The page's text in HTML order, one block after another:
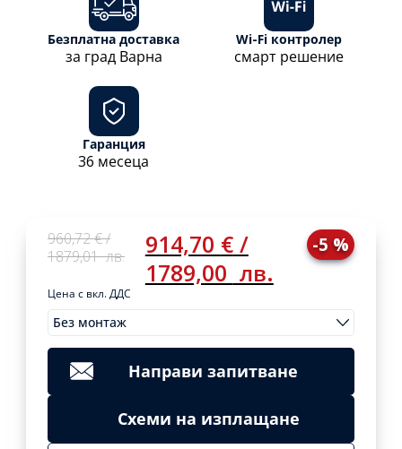
960,72€/
1879,01лв.
Original
price
960,72 €
/
1879,01
лв..
914,70 €/
1789,00 лв.
Current
price
914,70 €
/
1789,00
лв..
-5 %
Цена с вкл. ДДС
Без монтаж
МонтажиClear
960,72€/
1879,01
Original
price
was:
960,72 €
/
лв..
914,70€/
1789,00
лв.
Current
price
914,70 €
/
лв..
Направи запитване
Схеми на изплащане
Безплатна доставка
за град Варна
Wi-Fi контролер
смарт решение
Гаранция
36 месеца